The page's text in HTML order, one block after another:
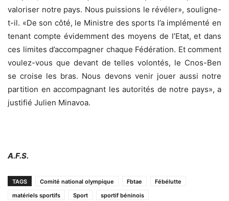
valoriser notre pays. Nous puissions le révéler», souligne-
t-il. «De son côté, le Ministre des sports l’a implémenté en
tenant compte évidemment des moyens de l’Etat, et dans
ces limites d’accompagner chaque Fédération. Et comment
voulez-vous que devant de telles volontés, le Cnos-Ben
se croise les bras. Nous devons venir jouer aussi notre
partition en accompagnant les autorités de notre pays», a
justifié Julien Minavoa.
A.F.S.
TAGS Comité national olympique Fbtae
Fébélutte
matériels sportifs
Sport sportif béninois